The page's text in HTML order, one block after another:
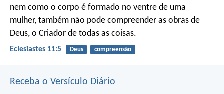
nem como o corpo é formado no ventre de uma
mulher, também não pode compreender as obras de
Deus, o Criador de todas as coisas.
Eclesiastes 11:5 Deus compreensão
Receba o Versículo Diário